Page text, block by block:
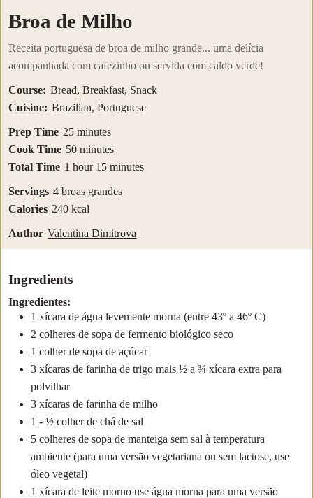
Broa de Milho
Receita portuguesa de broa de milho grande... uma delícia
acompanhada com cafezinho ou servida com caldo verde!
Course: Bread, Breakfast, Snack
Cuisine: Brazilian, Portuguese
Prep Time 25minutes
minutes
Cook Time 50minutes
minutes
Total Time 1 hour
hour 15minutes
minutes
Servings 4 broas grandes
Calories 240 kcal
Author Valentina Dimitrova
Ingredients
Ingredientes:
1 xícara de água levemente morna (entre 43º a 46º C)
2 colheres de sopa de fermento biológico seco
1 colher de sopa de açúcar
3 xícaras de farinha de trigo mais ½ a ¾ xícara extra para
polvilhar
3 xícaras de farinha de milho
1 - ½ colher de chá de sal
5 colheres de sopa de manteiga sem sal à temperatura
ambiente (para uma versão vegetariana ou sem lactose, use
óleo vegetal)
1 xícara de leite morno use água morna para uma versão